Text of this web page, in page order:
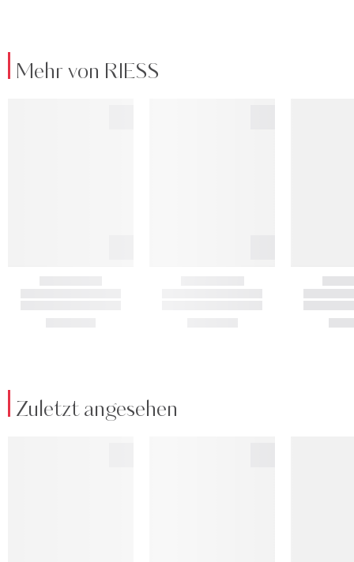
Mehr von RIESS
Zuletzt angesehen